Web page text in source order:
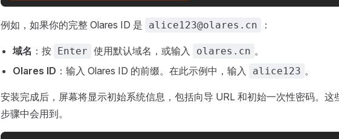
例如，如果你的完整 Olares ID 是 alice123@olares.cn ：
域名 ：按 Enter 使用默认域名，或输入 olares.cn 。
Olares ID ：输入 Olares ID 的前缀。在此示例中，输入 alice123 。
安装完成后，屏幕将显示初始系统信息，包括向导 URL 和初始一次性密码。这
步骤中会用到。